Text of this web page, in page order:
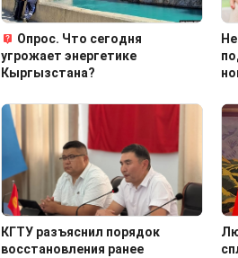
Опрос. Что сегодня
угрожает энергетике
Кыргызстана?
КГТУ разъяснил порядок
восстановления ранее